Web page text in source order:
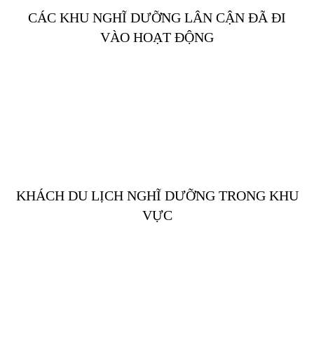
CÁC KHU NGHĨ DƯỠNG LÂN CẬN ĐÃ ĐI
VÀO HOẠT ĐỘNG
KHÁCH DU LỊCH NGHĨ DƯỠNG TRONG KHU
VỰC